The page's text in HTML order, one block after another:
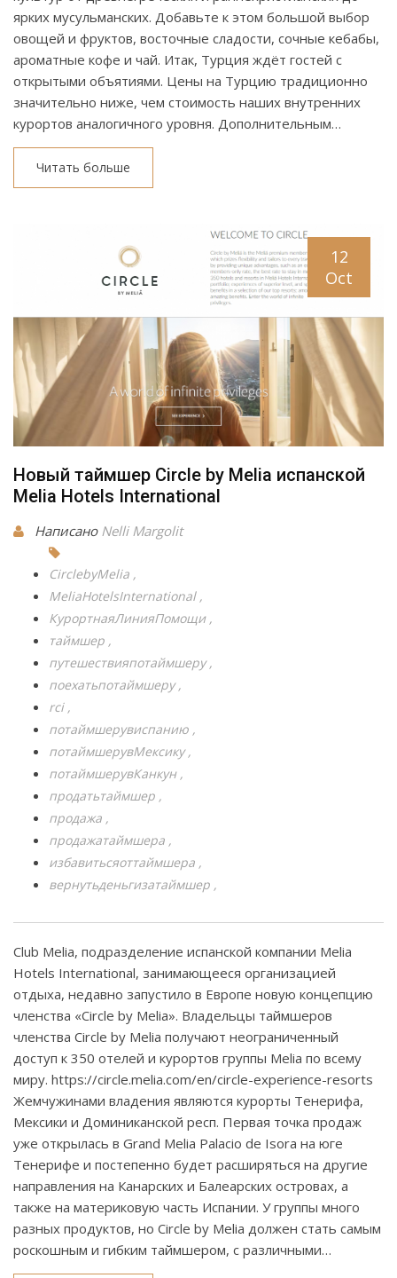
ярких мусульманских. Добавьте к этом большой выбор
овощей и фруктов, восточные сладости, сочные кебабы,
ароматные кофе и чай. Итак, Турция ждёт гостей с
открытыми объятиями. Цены на Турцию традиционно
значительно ниже, чем стоимость наших внутренних
курортов аналогичного уровня. Дополнительным…
Читать больше
12
Oct
Новый таймшер Circle by Melia испанской
Melia Hotels International
Написано Nelli Margolit
CirclebyMelia
MeliaHotelsInternational
КурортнаяЛинияПомощи
таймшер
путешествияпотаймшеру
поехатьпотаймшеру
rci
потаймшерувиспанию
потаймшерувМексику
потаймшерувКанкун
продатьтаймшер
продажа
продажатаймшера
избавитьсяоттаймшера
вернутьденьгизатаймшер
Club Melia, подразделение испанской компании Melia
Hotels International, занимающееся организацией
отдыха, недавно запустило в Европе новую концепцию
членства «Circle by Melia». Владельцы таймшеров
членства Circle by Melia получают неограниченный
доступ к 350 отелей и курортов группы Melia по всему
миру. https://circle.melia.com/en/circle-experience-resorts
Жемчужинами владения являются курорты Тенерифа,
Мексики и Доминиканской респ. Первая точка продаж
уже открылась в Grand Melia Palacio de Isora на юге
Тенерифе и постепенно будет расширяться на другие
направления на Канарских и Балеарских островах, а
также на материковую часть Испании. У группы много
разных продуктов, но Circle by Melia должен стать самым
роскошным и гибким таймшером, с различными…